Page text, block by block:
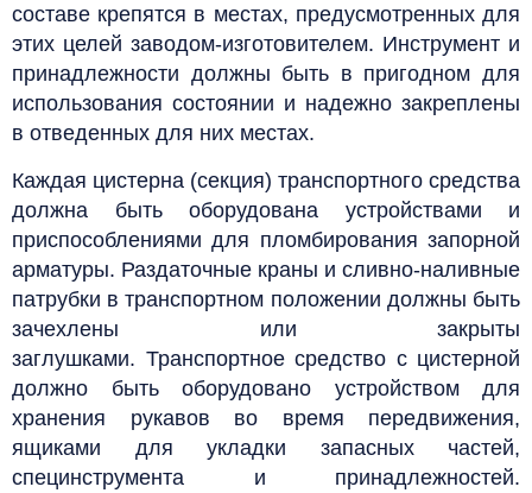
составе крепятся в местах, предусмотренных для
этих целей заводом-изготовителем. Инструмент и
принадлежности должны быть в пригодном для
использования состоянии и надежно закреплены
в отведенных для них местах.
Каждая цистерна (секция) транспортного средства
должна быть оборудована устройствами и
приспособлениями для пломбирования запорной
арматуры. Раздаточные краны и сливно-наливные
патрубки в транспортном положении должны быть
зачехлены или закрыты
заглушками. Транспортное средство с цистерной
должно быть оборудовано устройством для
хранения рукавов во время передвижения,
ящиками для укладки запасных частей,
специнструмента и принадлежностей.